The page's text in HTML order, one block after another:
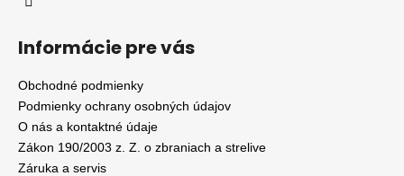
Informácie pre vás
Obchodné podmienky
Podmienky ochrany osobných údajov
O nás a kontaktné údaje
Zákon 190/2003 z. Z. o zbraniach a strelive
Záruka a servis